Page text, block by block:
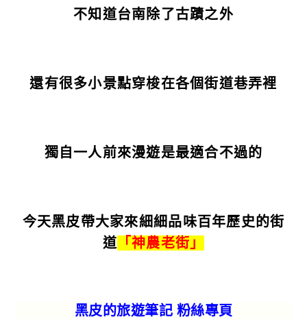
不知道台南除了古蹟之外
還有很多小景點穿梭在各個街道巷弄裡
獨自一人前來漫遊是最適合不過的
今天黑皮帶大家來細細品味百年歷史的街
道 「神農老街」
黑皮的旅遊筆記 粉絲專頁